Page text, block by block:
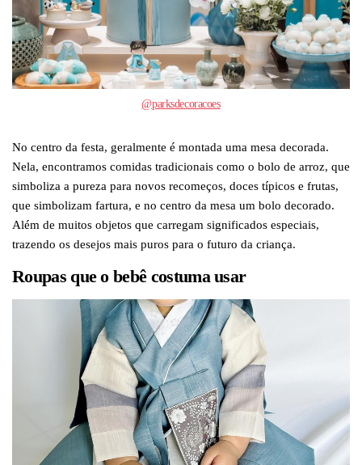
@parksdecoracoes
No centro da festa, geralmente é montada uma mesa decorada.
Nela, encontramos comidas tradicionais como o bolo de arroz, que
simboliza a pureza para novos recomeços, doces típicos e frutas,
que simbolizam fartura, e no centro da mesa um bolo decorado.
Além de muitos objetos que carregam significados especiais,
trazendo os desejos mais puros para o futuro da criança.
Roupas que o bebê costuma usar